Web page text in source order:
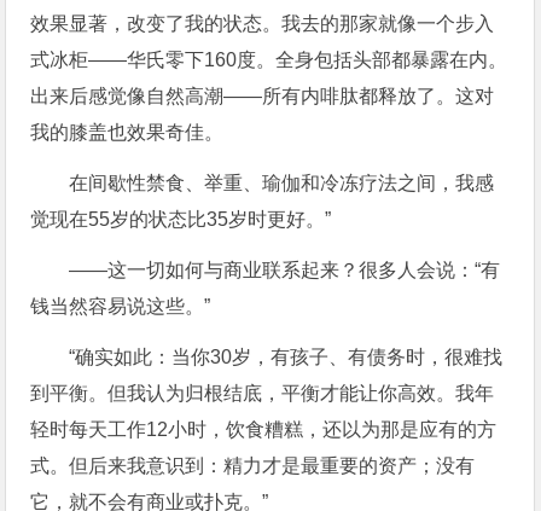
效果显著，改变了我的状态。我去的那家就像一个步入
式冰柜——华氏零下160度。全身包括头部都暴露在内。
出来后感觉像自然高潮——所有内啡肽都释放了。这对
我的膝盖也效果奇佳。
在间歇性禁食、举重、瑜伽和冷冻疗法之间，我感
觉现在55岁的状态比35岁时更好。”
——这一切如何与商业联系起来？很多人会说：“有
钱当然容易说这些。”
“确实如此：当你30岁，有孩子、有债务时，很难找
到平衡。但我认为归根结底，平衡才能让你高效。我年
轻时每天工作12小时，饮食糟糕，还以为那是应有的方
式。但后来我意识到：精力才是最重要的资产；没有
它，就不会有商业或扑克。”